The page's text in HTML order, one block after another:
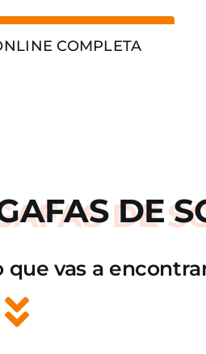
COMPLETA
DE
vas a